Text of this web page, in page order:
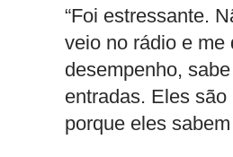
“Foi estressante.
veio no rádio e me
desempenho,
entradas. Eles são
porque eles